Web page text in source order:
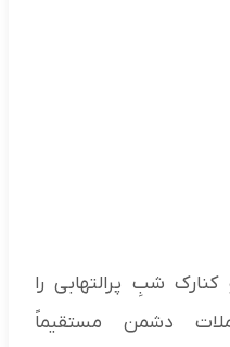
کنارک شبِ پرالتهابی را
دشمن مستقیماً